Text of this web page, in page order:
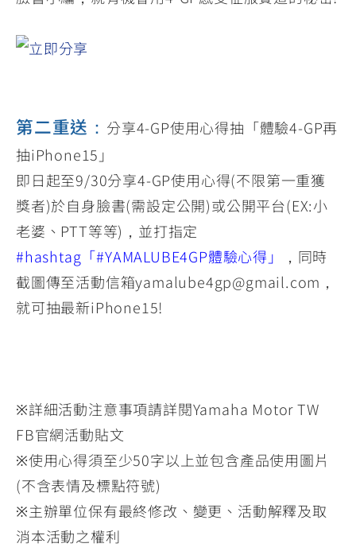
第二重送： 分享4-GP使用心得抽「體驗4-GP再
抽iPhone15」
即日起至9/30分享4-GP使用心得(不限第一重獲
獎者)於自身臉書(需設定公開)或公開平台(EX:小
老婆、PTT等等)，並打指定
#hashtag「#YAMALUBE4GP體驗心得」
，同時
截圖傳至活動信箱yamalube4gp@gmail.com，
就可抽最新iPhone15!
※詳細活動注意事項請詳閱Yamaha Motor TW
FB官網活動貼文
※使用心得須至少50字以上並包含產品使用圖片
(不含表情及標點符號)
※主辦單位保有最終修改、變更、活動解釋及取
消本活動之權利